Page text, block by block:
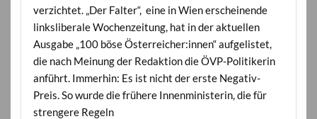
verzichtet. „Der Falter“, eine in Wien erscheinende
linksliberale Wochenzeitung, hat in der aktuellen
Ausgabe „100 böse Österreicher:innen“ aufgelistet,
die nach Meinung der Redaktion die ÖVP-Politikerin
anführt. Immerhin: Es ist nicht der erste Negativ-
Preis. So wurde die frühere Innenministerin, die für
strengere Regeln